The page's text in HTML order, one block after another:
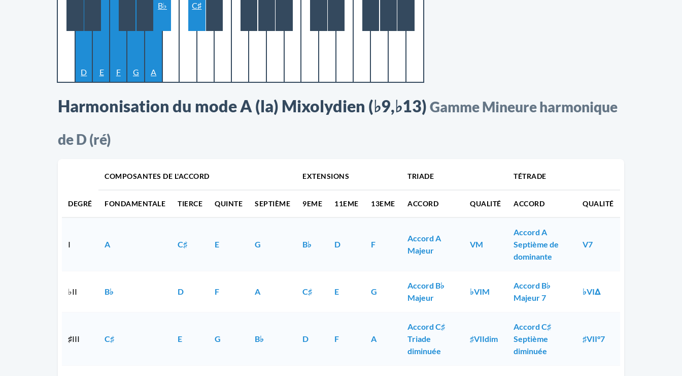
D E F G A
B♭ C♯
Harmonisation du mode A (la) Mixolydien (♭9,♭13) Gamme Mineure harmonique
de D (ré)
DEGRÉ
COMPOSANTES DE L'ACCORD EXTENSIONS TRIADE TÉTRADE
FONDAMENTALE TIERCE QUINTE SEPTIÈME 9EME 11EME 13EME ACCORD QUALITÉ ACCORD QUALITÉ
I A C♯ E G B♭ D F
Accord A
Majeur
VM
Accord A
Septième de
dominante
V7
♭II B♭ D F A C♯ E G
Accord B♭
Majeur
♭VIM
Accord B♭
Majeur 7
♭VIΔ
♯III C♯ E G B♭ D F A
Accord C♯
Triade
diminuée
♯VIIdim
Accord C♯
Septième
diminuée
♯VII°7